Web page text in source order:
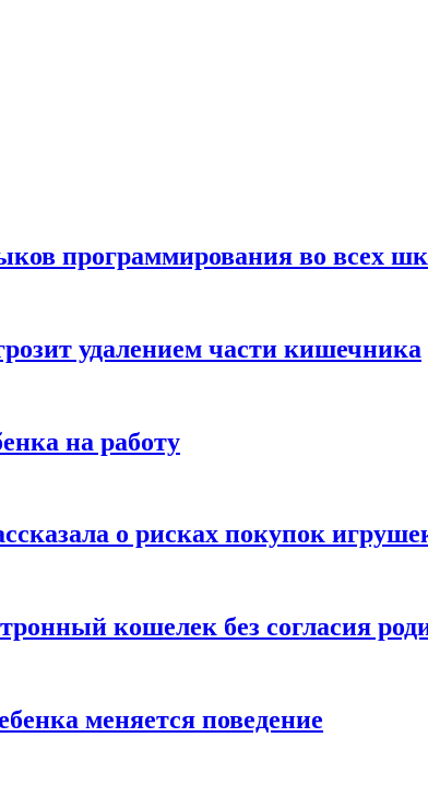
программирования во всех
удалением части кишечника
на работу
о рисках покупок
кошелек без согласия
меняется поведение